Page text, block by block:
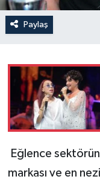
Paylaş
Eğlence
markası ve en